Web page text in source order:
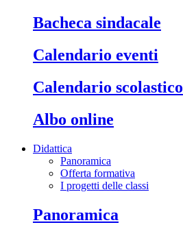
bacheca sindacale
calendario eventi
calendario scolastico
albo online
Didattica
Panoramica
Offerta formativa
I progetti delle classi
panoramica